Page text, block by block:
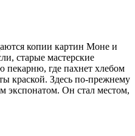
копии картин Моне и
старые мастерские
пекарню, где пахнет хлебом
краской. Здесь по-прежнему
экспонатом. Он стал местом,